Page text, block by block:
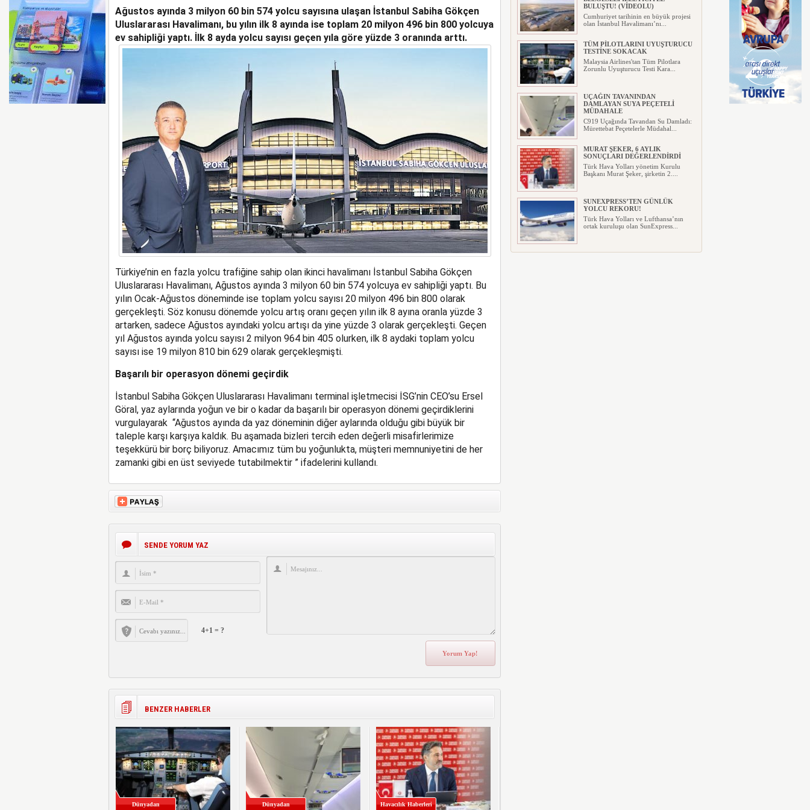
AYJET’E AİT EĞİTİM UÇAĞI KAZA KRIMA UĞRADI
Ağustos ayında 3 milyon 60 bin 574 yolcu sayısına ulaşan İstanbul Sabiha Gökçen
Uluslararası Havalimanı, bu yılın ilk 8 ayında ise toplam 20 milyon 496 bin 800 yolcuya
ev sahipliği yaptı. İlk 8 ayda yolcu sayısı geçen yıla göre yüzde 3 oranında arttı.
Türkiye’nin en fazla yolcu trafiğine sahip olan ikinci havalimanı İstanbul Sabiha Gökçen
Uluslararası Havalimanı, Ağustos ayında 3 milyon 60 bin 574 yolcuya ev sahipliği yaptı. Bu
yılın Ocak-Ağustos döneminde ise toplam yolcu sayısı 20 milyon 496 bin 800 olarak
gerçekleşti. Söz konusu dönemde yolcu artış oranı geçen yılın ilk 8 ayına oranla yüzde 3
artarken, sadece Ağustos ayındaki yolcu artışı da yine yüzde 3 olarak gerçekleşti. Geçen
yıl Ağustos ayında yolcu sayısı 2 milyon 964 bin 405 olurken, ilk 8 aydaki toplam yolcu
sayısı ise 19 milyon 810 bin 629 olarak gerçekleşmişti.
Başarılı bir operasyon dönemi geçirdik
İstanbul Sabiha Gökçen Uluslararası Havalimanı terminal işletmecisi İSG’nin CEO’su Ersel
Göral, yaz aylarında yoğun ve bir o kadar da başarılı bir operasyon dönemi geçirdiklerini
vurgulayarak “Ağustos ayında da yaz döneminin diğer aylarında olduğu gibi büyük bir
taleple karşı karşıya kaldık. Bu aşamada bizleri tercih eden değerli misafirlerimize
teşekkürü bir borç biliyoruz. Amacımız tüm bu yoğunlukta, müşteri memnuniyetini de her
zamanki gibi en üst seviyede tutabilmektir ” ifadelerini kullandı.
SENDE YORUM YAZ
4+1 = ?
BENZER HABERLER
Dünyadan Dünyadan Havacılık Haberleri
BULUŞTU! (VİDEOLU)
Cumhuriyet tarihinin en büyük projesi
olan İstanbul Havalimanı’nı...
TÜM PİLOTLARINI UYUŞTURUCU
TESTİNE SOKACAK
Malaysia Airlines'tan Tüm Pilotlara
Zorunlu Uyuşturucu Testi Kara...
UÇAĞIN TAVANINDAN
DAMLAYAN SUYA PEÇETELİ
MÜDAHALE
C919 Uçağında Tavandan Su Damladı:
Mürettebat Peçetelerle Müdahal...
MURAT ŞEKER, 6 AYLIK
SONUÇLARI DEĞERLENDİRDİ
Türk Hava Yolları yönetim Kurulu
Başkanı Murat Şeker, şirketin 2....
SUNEXPRESS’TEN GÜNLÜK
YOLCU REKORU!
Türk Hava Yolları ve Lufthansa’nın
ortak kuruluşu olan SunExpress...
IBERYA HAVAYOLLARI GÜNEŞ